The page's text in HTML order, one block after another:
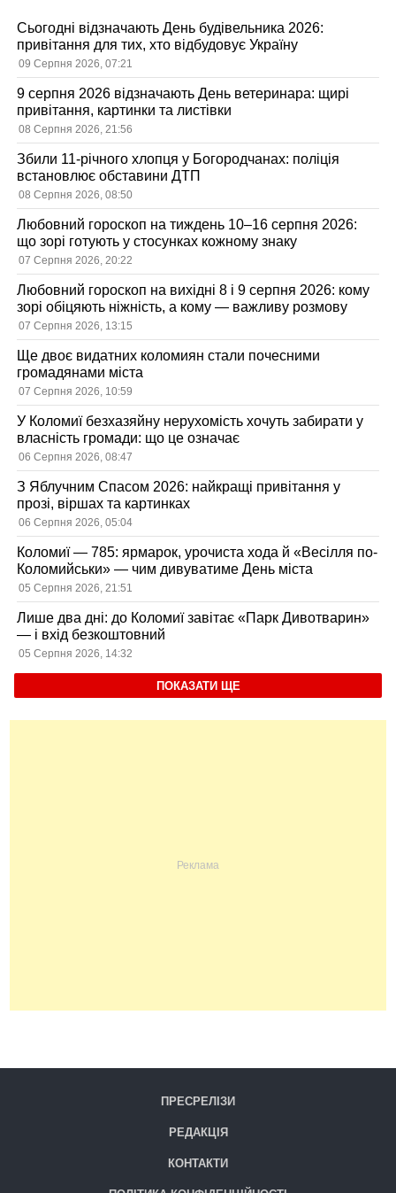
Сьогодні відзначають День будівельника 2026:
привітання для тих, хто відбудовує Україну
09 Серпня 2026, 07:21
9 серпня 2026 відзначають День ветеринара: щирі
привітання, картинки та листівки
08 Серпня 2026, 21:56
Збили 11-річного хлопця у Богородчанах: поліція
встановлює обставини ДТП
08 Серпня 2026, 08:50
Любовний гороскоп на тиждень 10–16 серпня 2026:
що зорі готують у стосунках кожному знаку
07 Серпня 2026, 20:22
Любовний гороскоп на вихідні 8 і 9 серпня 2026: кому
зорі обіцяють ніжність, а кому — важливу розмову
07 Серпня 2026, 13:15
Ще двоє видатних коломиян стали почесними
громадянами міста
07 Серпня 2026, 10:59
У Коломиї безхазяйну нерухомість хочуть забирати у
власність громади: що це означає
06 Серпня 2026, 08:47
З Яблучним Спасом 2026: найкращі привітання у
прозі, віршах та картинках
06 Серпня 2026, 05:04
Коломиї — 785: ярмарок, урочиста хода й «Весілля по-
Коломийськи» — чим дивуватиме День міста
05 Серпня 2026, 21:51
Лише два дні: до Коломиї завітає «Парк Дивотварин»
— і вхід безкоштовний
05 Серпня 2026, 14:32
ПОКАЗАТИ ЩЕ
ПРЕСРЕЛІЗИ
РЕДАКЦІЯ
КОНТАКТИ